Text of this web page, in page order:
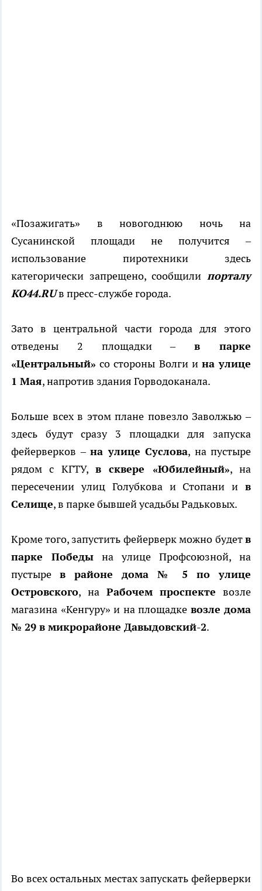
«Позажигать» в новогоднюю ночь на
Сусанинской площади не получится –
использование пиротехники здесь
категорически запрещено, сообщили порталу
КО44.RUв пресс-службе города.
Зато в центральной части города для этого
отведены 2 площадки –в парке
«Центральный» со стороны Волги и на улице
1 Мая, напротив здания Горводоканала.
Больше всех в этом плане повезло Заволжью –
здесь будут сразу 3 площадки для запуска
фейерверков – на улице Суслова, на пустыре
рядом с КГТУ, в сквере «Юбилейный», на
пересечении улиц Голубкова и Стопани и в
Селище, в парке бывшей усадьбы Радьковых.
Кроме того, запустить фейерверк можно будетв
парке Победы на улице Профсоюзной, на
пустыре в районе дома № 5 по улице
Островского, на Рабочем проспекте возле
магазина «Кенгуру» и на площадке возле дома
№ 29 в микрорайоне Давыдовский-2.
Во всех остальных местах запускать фейерверки